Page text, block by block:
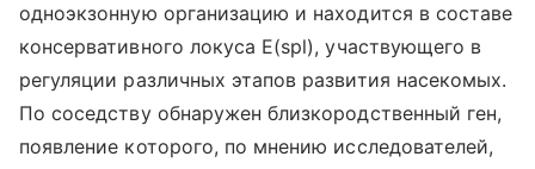
одноэкзонную организацию и находится в составе
консервативного локуса E(spl), участвующего в
регуляции различных этапов развития насекомых.
По соседству обнаружен близкородственный ген,
появление которого, по мнению исследователей,